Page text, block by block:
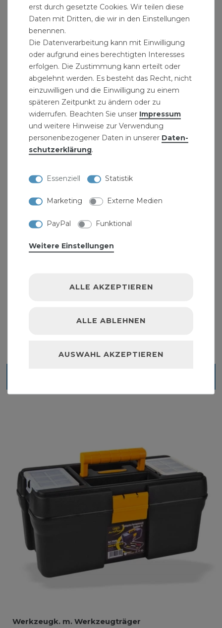
Mini-Spiralbohrer Set 150tlg
13,99 € *
| 13,99 € / Satz
Steckschlüsselsatz Sechsrund 16 tlg.
Werkzeugk. m. Werkzeugträger
erst durch gesetzte Cookies. Wir teilen diese
Daten mit Dritten, die wir in den Einstellungen
benennen.
Die Datenverarbeitung kann mit Einwilligung
oder aufgrund eines berechtigten Interesses
erfolgen. Die Zustimmung kann erteilt oder
abgelehnt werden. Es besteht das Recht, nicht
einzuwilligen und die Einwilligung zu einem
späteren Zeitpunkt zu ändern oder zu
widerrufen. Beachten Sie unser Impressum
und weitere Hinweise zur Verwendung
personenbezogener Daten in unserer Daten­
schutz­erklärung.
Essenziell Statistik
Marketing Externe Medien
PayPal Funktional
Weitere Einstellungen
ALLE AKZEPTIEREN
ALLE ABLEHNEN
AUSWAHL AKZEPTIEREN